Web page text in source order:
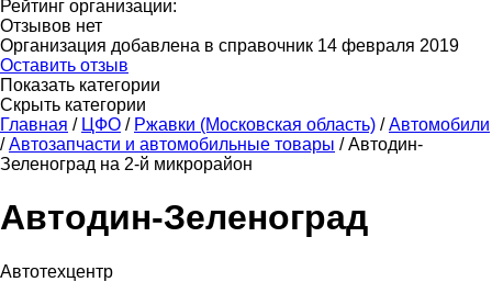
Рейтинг организации:
Отзывов нет
Организация добавлена в справочник 14 февраля 2019
Оставить отзыв
Показать категории
Скрыть категории
Главная / ЦФО / Ржавки (Московская область) / Автомобили
/ Автозапчасти и автомобильные товары / Автодин-
Зеленоград на 2-й микрорайон
Автодин-Зеленоград
Автотехцентр